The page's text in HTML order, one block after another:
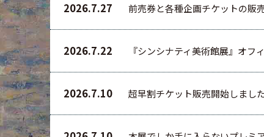
2026.7.27 前売券と各種企画チケットの販
2026.7.22 『シンシナティ美術館展』オフ
2026.7.10 超早割チケット販売開始しました